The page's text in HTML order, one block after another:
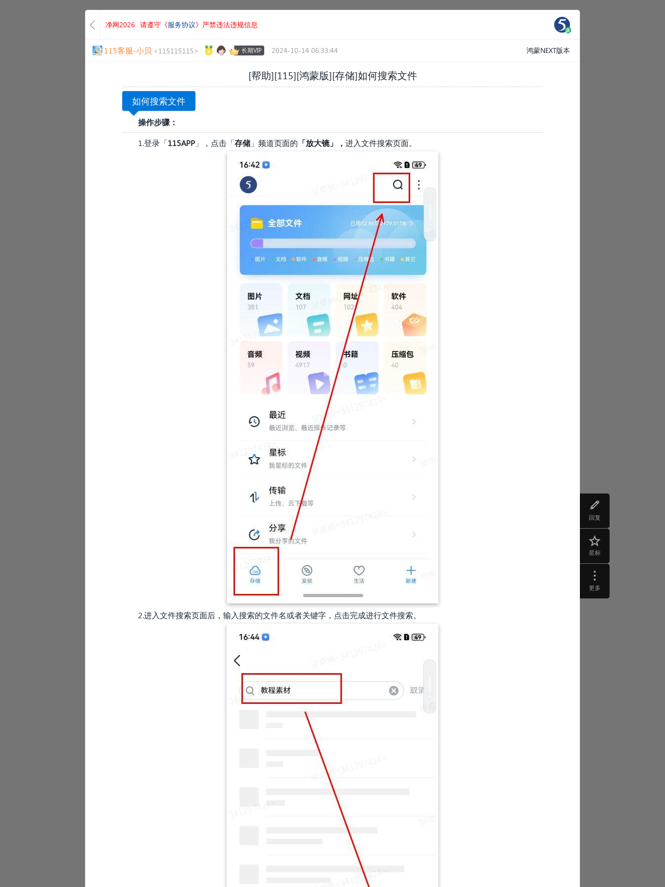
回复
星标
更多
净网2026 请遵守《服务协议》严禁违法违规信息
115客服-小贝 <115115115> 长期VIP 2024-10-14 06:33:44 鸿蒙NEXT版本
[帮助][115][鸿蒙版][存储]如何搜索文件
如何搜索文件
操作步骤：
1.登录「115APP 」，点击「存储 」频道页面的 「放大镜」， 进入文件搜索页面。
2.进入文件搜索页面后，输入搜索的文件名或者关键字，点击完成进行文件搜索。